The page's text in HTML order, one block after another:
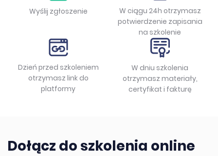
Wyślij zgłoszenie
W ciągu 24h otrzymasz
potwierdzenie zapisania
na szkolenie
Dzień przed szkoleniem
otrzymasz link do
platformy
W dniu szkolenia
otrzymasz materiały,
certyfikat i fakturę
Dołącz do szkolenia online